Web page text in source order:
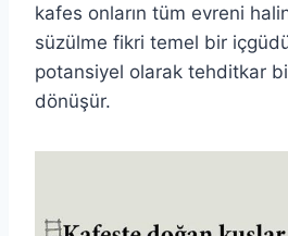
kafes onların tüm evreni
süzülme fikri temel bir
potansiyel olarak tehditkar
dönüşür.